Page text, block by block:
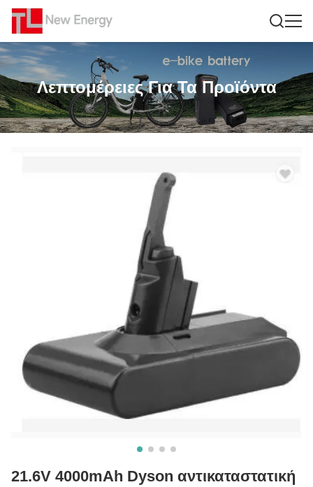
Λεπτομέρειες Για Τα Προϊόντα
21.6V 4000mAh Dyson αντικαταστατική